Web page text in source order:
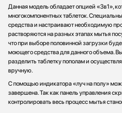
Данная модель обладает опцией «3в1»,
многокомпонентных таблеток.
средства и настраивают необходимую
растворяются на разных этапах мытья
что при выборе половинной загрузки
моющего средства для данного объема.
разделить таблетку пополам и
вручную.
С помощью индикатора «луч на полу»
завершена. Так как панель управления
контролировать весь процесс мытья